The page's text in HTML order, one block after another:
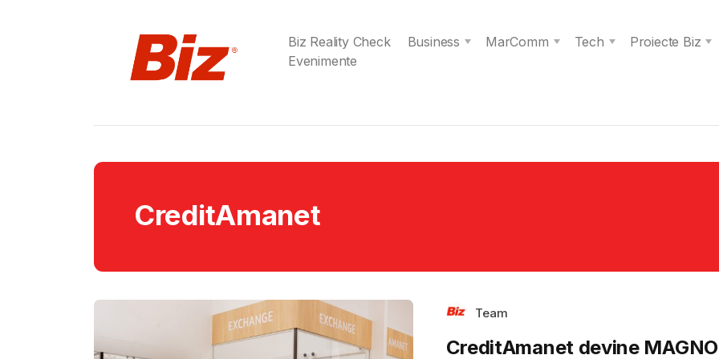
Biz Reality Check Business MarComm Tech
Proiecte Biz
Evenimente
CreditAmanet
Team
CreditAmanet devine